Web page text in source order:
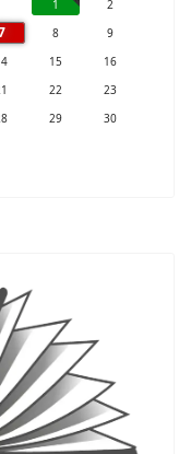
1
2
8
9
15
16
22
23
29
30